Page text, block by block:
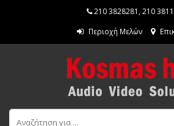
210 3828281 ,210
Περιοχή Μελών